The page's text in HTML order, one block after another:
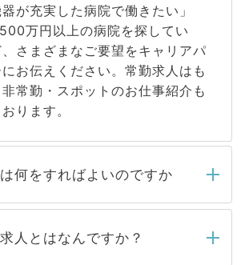
器が充実した病院で働きたい」
万円以上の病院を探してい
さまざまなご要望をキャリアパ
お伝えください。常勤求人はも
常勤・スポットのお仕事紹介も
ります。
何をすればよいのですか
だきましたら、弊社担当者がご
を確認し、その後メールもしくは
人とはなんですか？